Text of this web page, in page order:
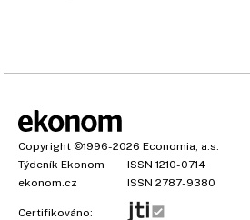
Copyright ©1996-2026 Economia, a.s.
Týdeník Ekonom
ISSN 1210-0714
ekonom.cz
ISSN 2787-9380
Certifikováno: